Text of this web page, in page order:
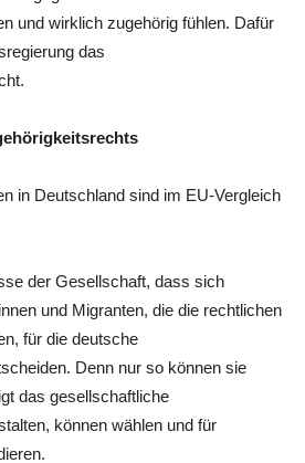
und wirklich zugehörig fühlen. Dafür
das
in Deutschland sind im EU-Vergleich
der Gesellschaft, dass sich
und Migranten, die die rechtlichen
für die deutsche
Denn nur so können sie
das gesellschaftliche
können wählen und für